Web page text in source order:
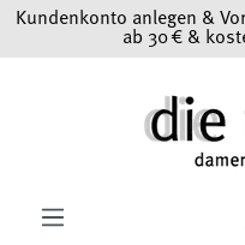
Zum Hauptinhalt springen
Kundenkonto anlegen &
ab 30 € &